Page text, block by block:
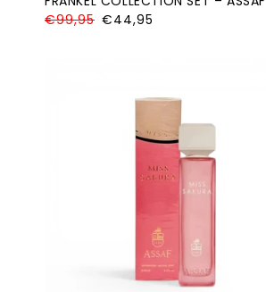
Normale
€99,95 Aanbiedingsprijs
€44,95